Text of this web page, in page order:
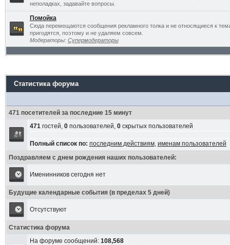
неполадках, задавайте вопросы.
Помойка
Сюда перемещаются сообщения рекламного толка и не относящиеся к
пригодятся, поэтому и не удаляем совсем.
Модераторы: Супермодераторы
Статистика форума
471 посетителей за последние 15 минут
471гостей, 0пользователей, 0скрытых пользователей
Полный список по: последним действиям, именам пользователей
Поздравляем с днем рождения наших пользователей:
Именинников сегодня нет
Будущие календарные события (в пределах 5 дней)
Отсутствуют
Статистика форума
На форуме сообщений: 108,568